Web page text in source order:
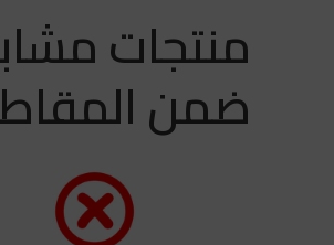
منتجات
ضمن